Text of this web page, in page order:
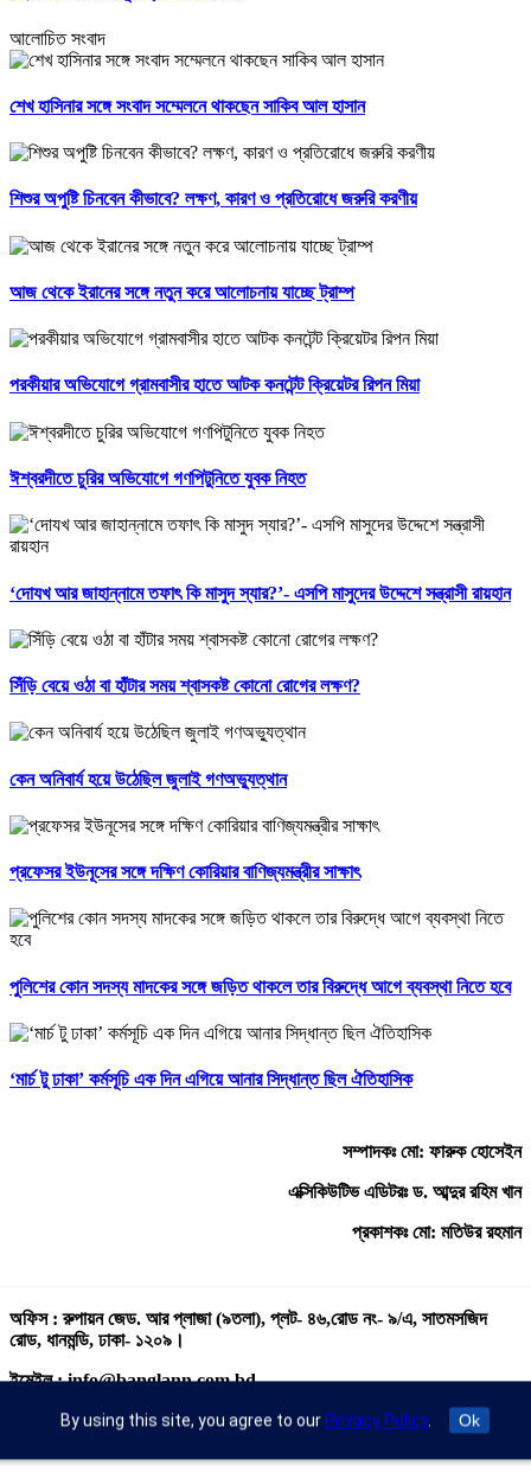
আলোচিত সংবাদ
শেখ হাসিনার সঙ্গে সংবাদ সম্মেলনে থাকছেন সাকিব আল হাসান
শিশুর অপুষ্টি চিনবেন কীভাবে? লক্ষণ, কারণ ও প্রতিরোধে জরুরি করণীয়
আজ থেকে ইরানের সঙ্গে নতুন করে আলোচনায় যাচ্ছে ট্রাম্প
পরকীয়ার অভিযোগে গ্রামবাসীর হাতে আটক কনটেন্ট ক্রিয়েটর রিপন মিয়া
ঈশ্বরদীতে চুরির অভিযোগে গণপিটুনিতে যুবক নিহত
‘দোযখ আর জাহান্নামে তফাৎ কি মাসুদ স্যার?’- এসপি মাসুদের উদ্দেশে সন্ত্রাসী রায়হান
সিঁড়ি বেয়ে ওঠা বা হাঁটার সময় শ্বাসকষ্ট কোনো রোগের লক্ষণ?
কেন অনিবার্য হয়ে উঠেছিল জুলাই গণঅভ্যুত্থান
প্রফেসর ইউনূসের সঙ্গে দক্ষিণ কোরিয়ার বাণিজ্যমন্ত্রীর সাক্ষাৎ
পুলিশের কোন সদস্য মাদকের সঙ্গে জড়িত থাকলে তার বিরুদ্ধে আগে ব্যবস্থা নিতে হবে
‘মার্চ টু ঢাকা’ কর্মসূচি এক দিন এগিয়ে আনার সিদ্ধান্ত ছিল ঐতিহাসিক
সম্পাদকঃ মো: ফারুক হোসেইন
এক্সিকিউটিভ এডিটরঃ ড. আব্দুর রহিম খান
প্রকাশকঃ মো: মতিউর রহমান
অফিস : রুপায়ন জেড. আর প্লাজা (৯তলা), প্লট- ৪৬,রোড নং- ৯/এ, সাতমসজিদ
রোড, ধানমন্ডি, ঢাকা- ১২০৯।
ইমেইল : info@banglann.com.bd,
By using this site, you agree to our Privacy Policy. Ok